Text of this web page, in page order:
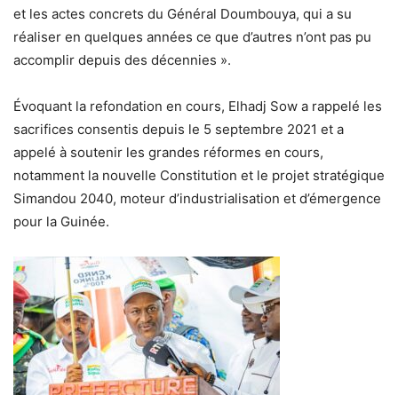
et les actes concrets du Général Doumbouya, qui a su
réaliser en quelques années ce que d’autres n’ont pas pu
accomplir depuis des décennies ».
Évoquant la refondation en cours, Elhadj Sow a rappelé les
sacrifices consentis depuis le 5 septembre 2021 et a
appelé à soutenir les grandes réformes en cours,
notamment la nouvelle Constitution et le projet stratégique
Simandou 2040, moteur d’industrialisation et d’émergence
pour la Guinée.